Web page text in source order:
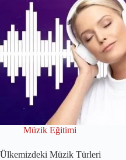
Müzik Eğitimi
Ülkemizdeki Müzik Türleri